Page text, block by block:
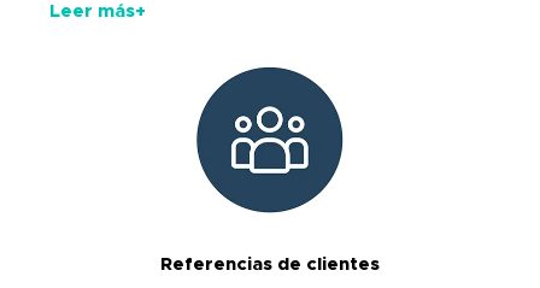
Leer más+
Referencias de clientes